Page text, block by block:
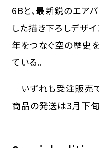
6Bと、最新鋭のエア
した描き下ろしデザ
年をつなぐ空の歴史
ている。
いずれも受注販売
商品の発送は3月下旬